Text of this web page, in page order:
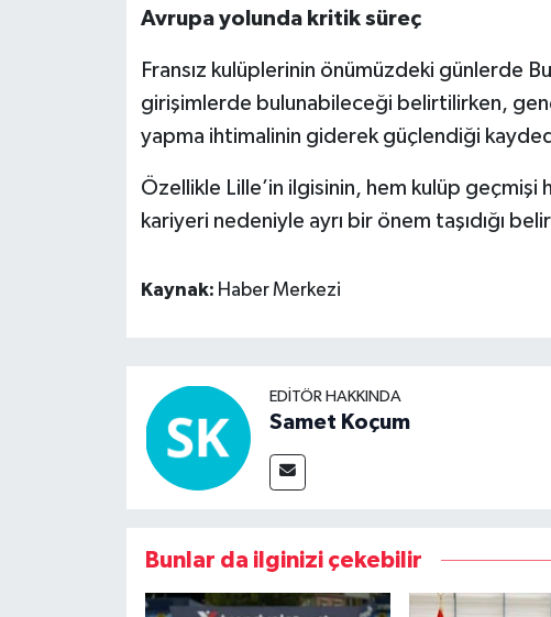
Avrupa yolunda kritik süreç
Fransız kulüplerinin önümüzdeki günlerde
girişimlerde bulunabileceği belirtilirken,
yapma ihtimalinin giderek güçlendiği
Özellikle Lille’in ilgisinin, hem kulüp geçmişi
kariyeri nedeniyle ayrı bir önem taşıdığı
Kaynak: Haber Merkezi
EDITÖR HAKKINDA
Samet Koçum
Bunlar da ilginizi çekebilir